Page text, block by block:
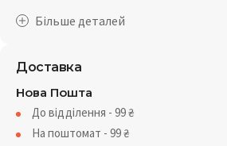
Доставка
Нова Пошта
До відділення - 99₴
На поштомат - 99₴